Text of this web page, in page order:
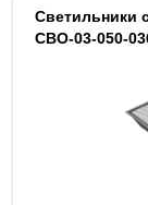
Светильники
СВО-03-050-